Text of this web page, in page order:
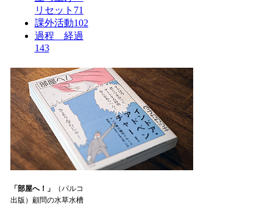
リセット 71
課外活動102
過程 経過
143
「部屋へ！」
（パルコ
出版）顧問の水草水槽